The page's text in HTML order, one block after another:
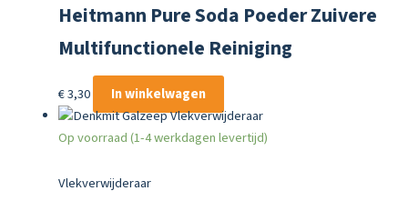
Heitmann Pure Soda Poeder Zuivere
Multifunctionele Reiniging
€3,30 In winkelwagen
Op voorraad (1-4 werkdagen levertijd)
Vlekverwijderaar